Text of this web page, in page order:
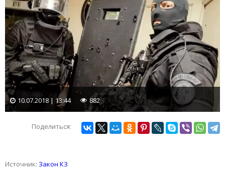
10.07.2018 | 13:44 882
Поделиться:
Источник: Закон КЗ